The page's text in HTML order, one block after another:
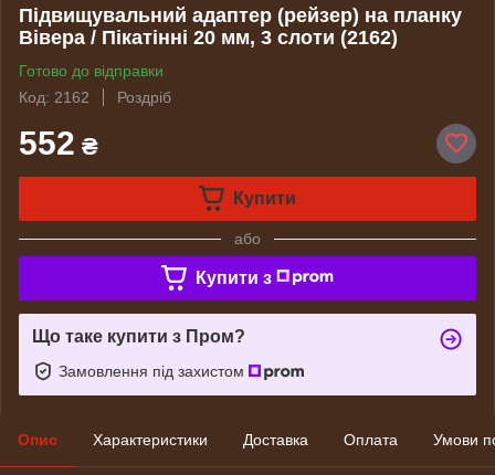
Підвищувальний адаптер (рейзер) на планку
Вівера / Пікатінні 20 мм, 3 слоти (2162)
Готово до відправки
Код: 2162
Роздріб
552 ₴
Купити
або
Купити з
Що таке купити з Пром?
Замовлення під захистом
Опис Характеристики Доставка Оплата Умови